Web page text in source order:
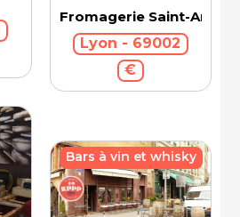
Fromagerie Saint-
Lyon - 69002
€
Bars à vin et whisky